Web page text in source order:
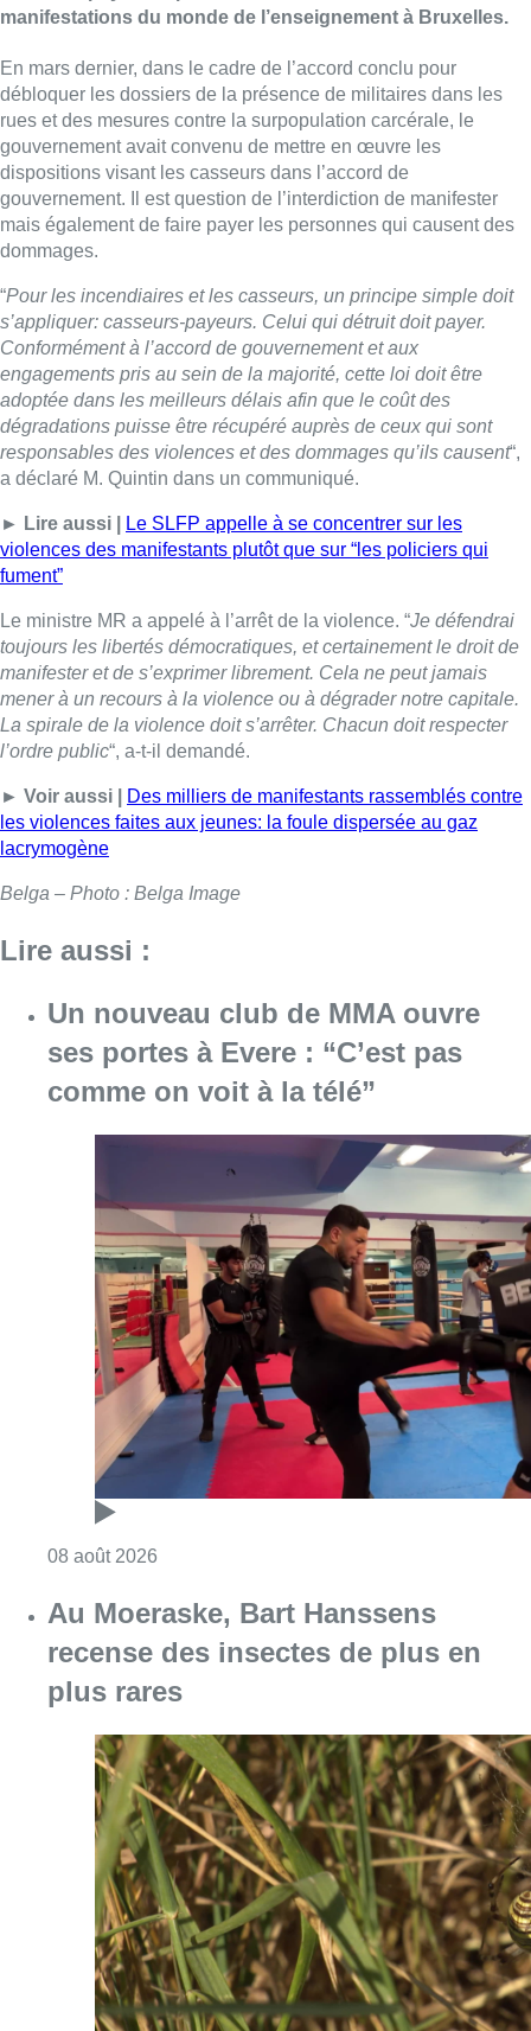
manifestations du monde de l’enseignement à Bruxelles.
En mars dernier, dans le cadre de l’accord conclu pour
débloquer les dossiers de la présence de militaires dans les
rues et des mesures contre la surpopulation carcérale, le
gouvernement avait convenu de mettre en œuvre les
dispositions visant les casseurs dans l’accord de
gouvernement. Il est question de l’interdiction de manifester
mais également de faire payer les personnes qui causent des
dommages.
“Pour les incendiaires et les casseurs, un principe simple doit
s’appliquer: casseurs-payeurs. Celui qui détruit doit payer.
Conformément à l’accord de gouvernement et aux
engagements pris au sein de la majorité, cette loi doit être
adoptée dans les meilleurs délais afin que le coût des
dégradations puisse être récupéré auprès de ceux qui sont
responsables des violences et des dommages qu’ils causent“,
a déclaré M. Quintin dans un communiqué.
► Lire aussi |
Le SLFP appelle à se concentrer sur les
violences des manifestants plutôt que sur “les policiers qui
fument”
Le ministre MR a appelé à l’arrêt de la violence. “Je défendrai
toujours les libertés démocratiques, et certainement le droit de
manifester et de s’exprimer librement. Cela ne peut jamais
mener à un recours à la violence ou à dégrader notre capitale.
La spirale de la violence doit s’arrêter. Chacun doit respecter
l’ordre public“, a-t-il demandé.
► Voir aussi |
Des milliers de manifestants rassemblés contre
les violences faites aux jeunes: la foule dispersée au gaz
lacrymogène
Belga – Photo : Belga Image
Lire aussi :
Un nouveau club de MMA ouvre
ses portes à Evere : “C’est pas
comme on voit à la télé”
08 août 2026
Au Moeraske, Bart Hanssens
recense des insectes de plus en
plus rares